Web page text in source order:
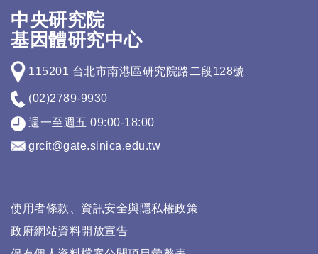
中央研究院
基因體研究中心
115201 台北市南港區研究院路二段128號
(02)2789-9930
週一至週五 09:00-18:00
grcit@gate.sinica.edu.tw
使用者條款、資訊安全與隱私權政策
政府網站資料開放宣告